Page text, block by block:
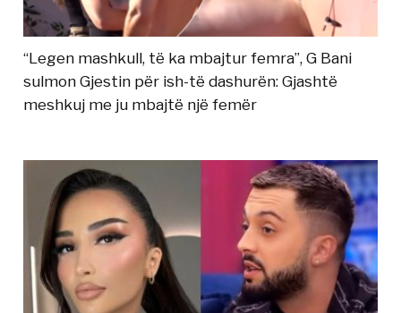
“Legen mashkull, të ka mbajtur femra”, G Bani
sulmon Gjestin për ish-të dashurën: Gjashtë
meshkuj me ju mbajtë një femër